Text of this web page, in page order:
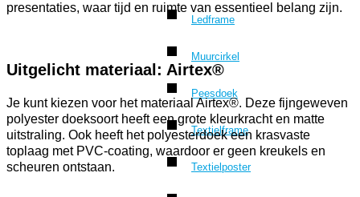
Ledframe
Muurcirkel
Peesdoek
Textielframe
Textielposter
presentaties, waar tijd en ruimte van essentieel belang zijn.
Uitgelicht materiaal: Airtex®
Je kunt kiezen voor het materiaal Airtex®. Deze fijngeweven
polyester doeksoort heeft een grote kleurkracht en matte
uitstraling. Ook heeft het polyesterdoek een krasvaste
toplaag met PVC-coating, waardoor er geen kreukels en
scheuren ontstaan.